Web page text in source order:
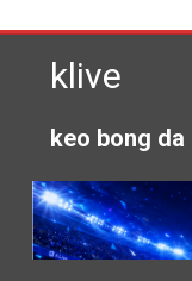
to
contentklive
keo bong da